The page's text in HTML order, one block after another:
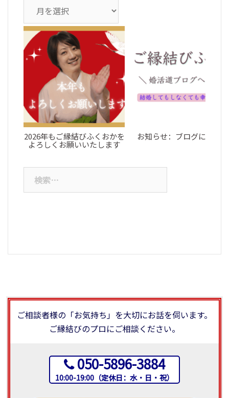
ー
カ
イ
2026年もご縁結びふくおかを
よろしくお願いいたします
お知らせ：ブログについて
索:
ご相談者様の「お気持ち」を大切にお話を伺います。
ご縁結びのプロにご相談ください。
050-5896-3884
10:00-19:00（定休日：水・日・祝）